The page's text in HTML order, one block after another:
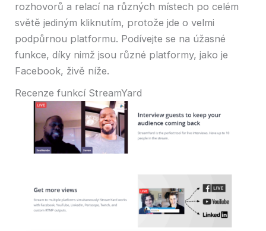
rozhovorů a relací na různých místech po celém
světě jediným kliknutím, protože jde o velmi
podpůrnou platformu. Podívejte se na úžasné
funkce, díky nimž jsou různé platformy, jako je
Facebook, živě níže.
Recenze funkcí StreamYard